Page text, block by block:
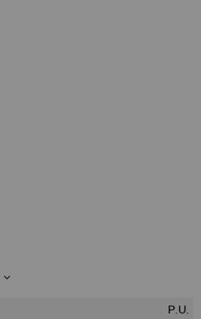
P.U.